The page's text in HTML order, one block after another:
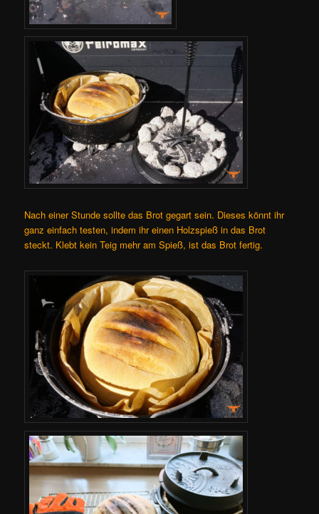
Nach einer Stunde sollte das Brot gegart sein. Dieses könnt ihr
ganz einfach testen, indem ihr einen Holzspieß in das Brot
steckt. Klebt kein Teig mehr am Spieß, ist das Brot fertig.